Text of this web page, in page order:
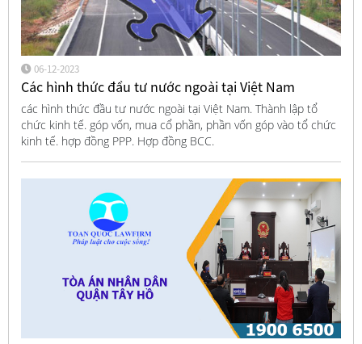
06-12-2023
Các hình thức đầu tư nước ngoài tại Việt Nam
các hình thức đầu tư nước ngoài tại Việt Nam. Thành lập tổ
chức kinh tế. góp vốn, mua cổ phần, phần vốn góp vào tổ chức
kinh tế. hợp đồng PPP. Hợp đồng BCC.